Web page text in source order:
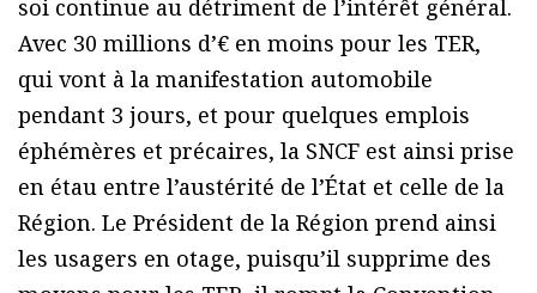
soi continue au détriment de l’intérêt général.
Avec 30 millions d’€ en moins pour les TER,
qui vont à la manifestation automobile
pendant 3 jours, et pour quelques emplois
éphémères et précaires, la SNCF est ainsi prise
en étau entre l’austérité de l’État et celle de la
Région. Le Président de la Région prend ainsi
les usagers en otage, puisqu’il supprime des